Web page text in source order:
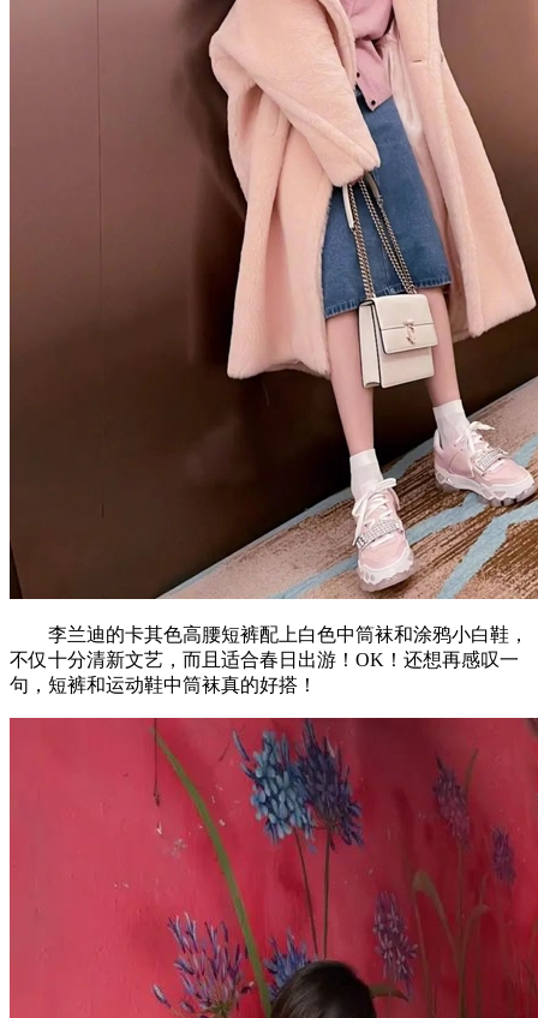
李兰迪的卡其色高腰短裤配上白色中筒袜和涂鸦小白鞋，
不仅十分清新文艺，而且适合春日出游！OK！还想再感叹一
句，短裤和运动鞋中筒袜真的好搭！